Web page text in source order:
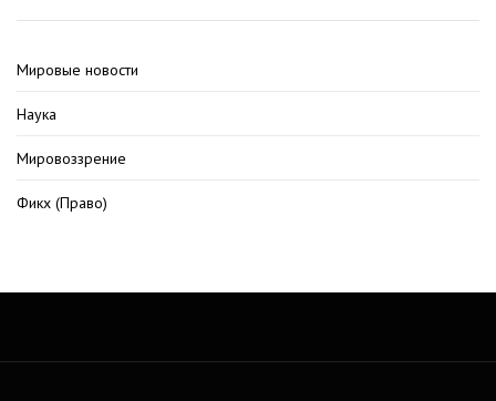
Мировые новости
Наука
Мировоззрение
Фикх (Право)